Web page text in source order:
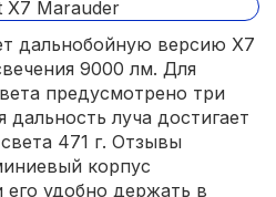
дальнобойную версию X7
9000 лм. Для
предусмотрено три
луча достигает
471 г. Отзывы
корпус
удобно держать в